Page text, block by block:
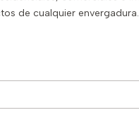
de cualquier envergadura.